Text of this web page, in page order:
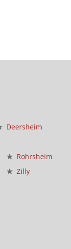
Deersheim
Rohrsheim
Zilly